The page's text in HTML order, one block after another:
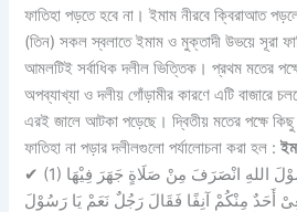
ফাতিহা পড়তে হবে না। ইমাম নীরবে ক্বিরাআত
(তিন) সকল স্বলাতে ইমাম ও মুক্তাদী উভয়ে সূরা
আমলটিই সর্বাধিক দলীল ভিত্তিক। প্রথম মতের
অপব্যাখ্যা ও দলীয় গোঁড়ামীর কারণে এটি বাজারে
এরই জালে আটকা পড়েছে। দ্বিতীয় মতের পক্ষে
ফাতিহা না পড়ার দলীলগুলো পর্যালোচনা করা হল :
✔ (1) عَنْ أَبِىْ هُرَيْرَةَ أَنَّ رَسُوْلَ اللهِ انْصَرَفَ مِنْ صَلَاةٍ جَهَرَ فِيْهَا
أَحَدٌ مِنْكُمْ آنِفًا فَقَالَ رَجُلٌ نَعَمْ يَا رَسُوْلَ